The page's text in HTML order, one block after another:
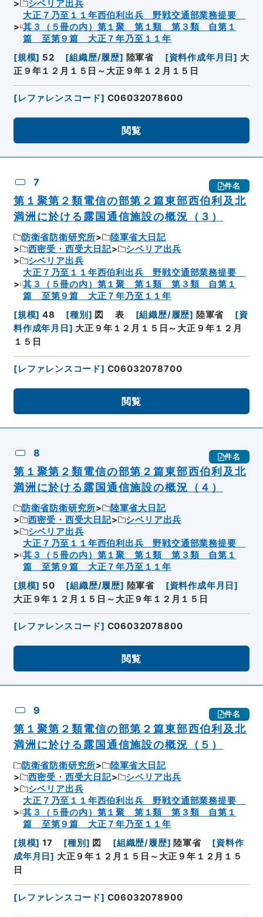
シベリア出兵
大正７乃至１１年西伯利出兵 野戦交通部業務提要
其３（５冊の内）第１聚 第１類 第３類 自第１
篇 至第９篇 大正７年乃至１１年
[規模] 52 [組織歴/履歴] 陸軍省 [資料作成年月日] 大
正９年１２月１５日～大正９年１２月１５日
[レファレンスコード] C06032078600
閲覧
7 件名
第１聚第２類電信の部第２篇東部西伯利及北
満洲に於ける露国通信施設の概況（３）
防衛省防衛研究所
陸軍省大日記
西密受・西受大日記
シベリア出兵
シベリア出兵
大正７乃至１１年西伯利出兵 野戦交通部業務提要
其３（５冊の内）第１聚 第１類 第３類 自第１
篇 至第９篇 大正７年乃至１１年
[規模] 48 [種別 ] 図 表 [組織歴/履歴] 陸軍省 [資
料作成年月日 ] 大正９年１２月１５日～大正９年１２月
１５日
[レファレンスコード] C06032078700
閲覧
8 件名
第１聚第２類電信の部第２篇東部西伯利及北
満洲に於ける露国通信施設の概況（４）
防衛省防衛研究所
陸軍省大日記
西密受・西受大日記
シベリア出兵
シベリア出兵
大正７乃至１１年西伯利出兵 野戦交通部業務提要
其３（５冊の内）第１聚 第１類 第３類 自第１
篇 至第９篇 大正７年乃至１１年
[規模] 50 [組織歴/履歴] 陸軍省 [資料作成年月日]
大正９年１２月１５日～大正９年１２月１５日
[レファレンスコード] C06032078800
閲覧
9 件名
第１聚第２類電信の部第２篇東部西伯利及北
満洲に於ける露国通信施設の概況（５）
防衛省防衛研究所
陸軍省大日記
西密受・西受大日記
シベリア出兵
シベリア出兵
大正７乃至１１年西伯利出兵 野戦交通部業務提要
其３（５冊の内）第１聚 第１類 第３類 自第１
篇 至第９篇 大正７年乃至１１年
[規模] 17 [種別 ] 図 [組織歴/履歴] 陸軍省 [資料作
成年月日] 大正９年１２月１５日～大正９年１２月１５
日
[レファレンスコード] C06032078900